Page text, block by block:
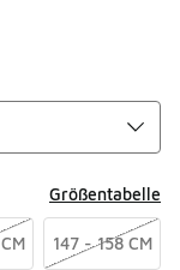
Größentabelle
147 - 158 CM